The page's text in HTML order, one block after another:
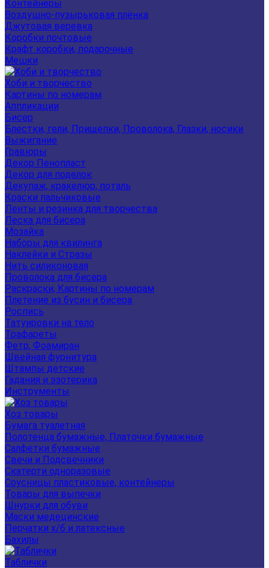
Контейнеры
Воздушно-пузырьковая плёнка
Джутовая веревка
Коробки почтовые
Крафт коробки, подарочные
Мешки
Хоби и творчество
Картины по номерам
Аппликации
Бисер
Блестки, гели, Прищепки, Проволока, Глазки, носики
Выжигание
Гравюры
Декор Пенопласт
Декор для поделок
Декупаж, кракелюр, поталь
Краски пальчиковые
Ленты и резинка для творчества
Леска для бисера
Мозайка
Наборы для квилинга
Наклейки и Стразы
Нить силиконовая
Проволока для бисера
Раскраски, Картины по номерам
Плетение из бусин и бисера
Роспись
Татуировки на тело
Трафареты
Фетр, Фоамиран
Швейная фурнитура
Штампы детские
Гадания и эзотерика
Инструменты
Хоз товары
Бумага туалетная
Полотенца бумажные, Платочки бумажные
Салфетки бумажные
Свечи и Подсвечники
Скатерти одноразовые
Соусницы пластиковые, контейнеры
Товары для выпечки
Шнурки для обуви
Маски медецинские
Перчатки х/б и латексные
Бахилы
Таблички